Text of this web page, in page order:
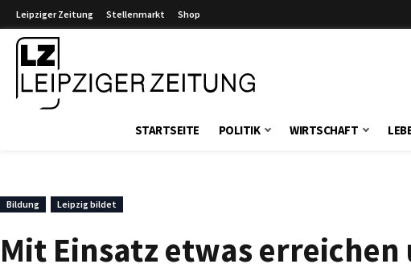
Leipziger Zeitung Stellenmarkt Shop
STARTSEITE POLITIK WIRTSCHAFT
Bildung Leipzig bildet
Mit Einsatz etwas erreichen